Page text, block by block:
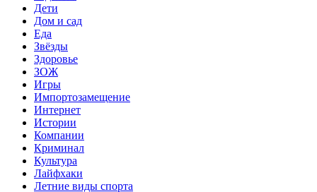
Дети
Дом и сад
Еда
Звёзды
Здоровье
ЗОЖ
Игры
Импортозамещение
Интернет
Истории
Компании
Криминал
Культура
Лайфхаки
Летние виды спорта